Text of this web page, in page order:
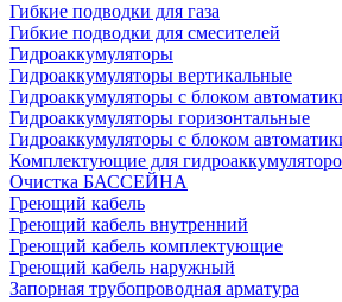
Гибкие подводки для газа
Гибкие подводки для смесителей
Гидроаккумуляторы
Гидроаккумуляторы вертикальные
Гидроаккумуляторы с блоком
Гидроаккумуляторы горизонтальные
Гидроаккумуляторы с блоком
Комплектующие для
Очистка БАССЕЙНА
Греющий кабель
Греющий кабель внутренний
Греющий кабель комплектующие
Греющий кабель наружный
Запорная трубопроводная арматура